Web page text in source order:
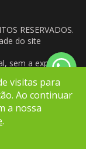
RESERVADOS.
do site
sem a expressa
visitas para
Ao continuar
a nossa
.